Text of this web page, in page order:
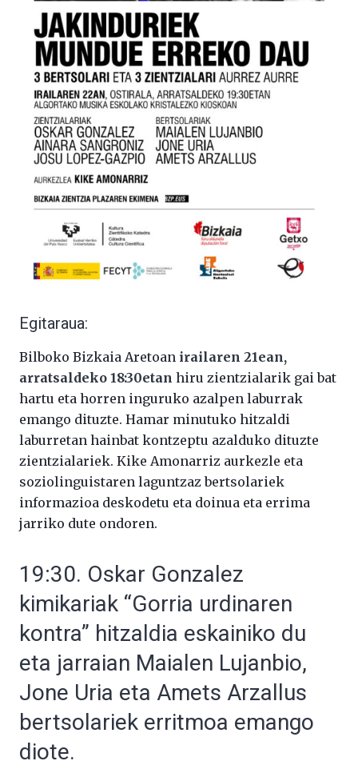
Egitaraua:
Bilboko Bizkaia Aretoan irailaren 21ean,
arratsaldeko 18:30etan hiru zientzialarik gai bat
hartu eta horren inguruko azalpen laburrak
emango dituzte. Hamar minutuko hitzaldi
laburretan hainbat kontzeptu azalduko dituzte
zientzialariek. Kike Amonarriz aurkezle eta
soziolinguistaren laguntzaz bertsolariek
informazioa deskodetu eta doinua eta errima
jarriko dute ondoren.
19:30. Oskar Gonzalez
kimikariak “Gorria urdinaren
kontra” hitzaldia eskainiko du
eta jarraian Maialen Lujanbio,
Jone Uria eta Amets Arzallus
bertsolariek erritmoa emango
diote.